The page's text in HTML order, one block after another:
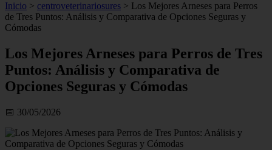
Inicio > centroveterinariosures > Los Mejores Arneses para Perros
de Tres Puntos: Análisis y Comparativa de Opciones Seguras y
Cómodas
Los Mejores Arneses para Perros de Tres
Puntos: Análisis y Comparativa de
Opciones Seguras y Cómodas
📅 30/05/2026